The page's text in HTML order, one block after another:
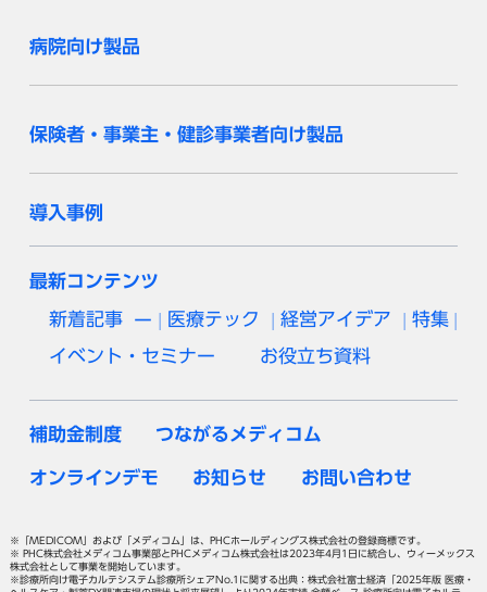
病院向け製品
保険者・事業主・健診事業者向け製品
導入事例
最新コンテンツ
新着記事 医療テック 経営アイデア 特集
イベント・セミナー お役立ち資料
補助金制度 つながるメディコム
オンラインデモ お知らせ お問い合わせ
※「MEDICOM」および「メディコム」は、PHCホールディングス株式会社の登録商標です。
※ PHC株式会社メディコム事業部とPHCメディコム株式会社は2023年4月1日に統合し、ウィーメックス
株式会社として事業を開始しています。
※診療所向け電子カルテシステム診療所シェアNo.1に関する出典：株式会社富士経済「2025年版 医療・